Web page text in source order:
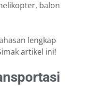
balon
lengkap
artikel ini!